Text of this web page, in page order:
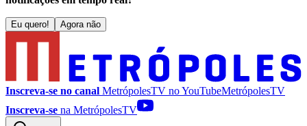
Eu quero! Agora não
Inscreva-se no canal MetrópolesTV noYouTubeMetrópolesTV
Inscreva-se na MetrópolesTV